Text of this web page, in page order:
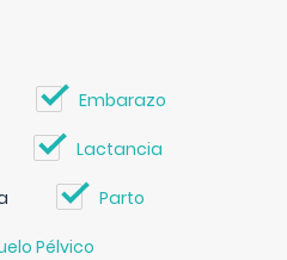
Embarazo
Lactancia
Parto
Pélvico